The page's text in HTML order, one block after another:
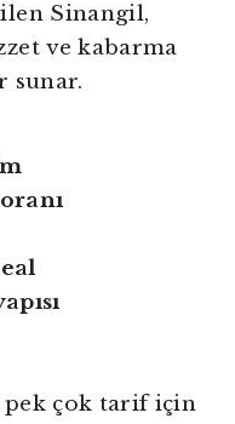
Sinangil,
ve kabarma
sunar.
pek çok tarif için